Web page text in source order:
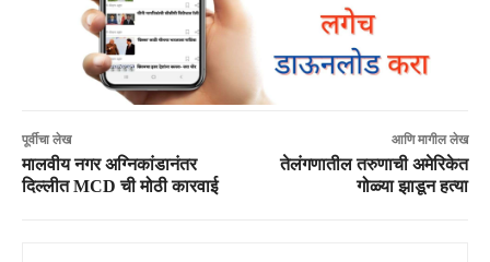
पूर्वीचा लेख
मालवीय नगर अग्निकांडानंतर
दिल्लीत MCD ची मोठी कारवाई
आणि मागील लेख
तेलंगणातील तरुणाची अमेरिकेत
गोळ्या झाडून हत्या